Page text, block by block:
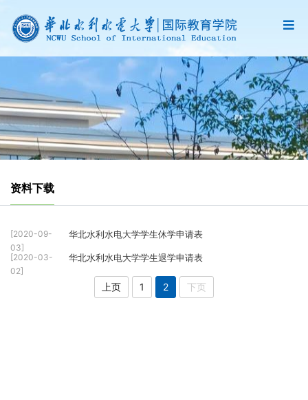
资料下载
[2020-09-
03]
华北水利水电大学学生休学申请表
[2020-03-
02]
华北水利水电大学学生退学申请表
上页 1 2 下页